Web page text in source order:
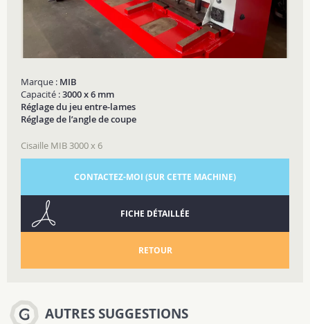
Marque : MIB
Capacité :3000 x 6 mm
Réglage du jeu entre-lames
Réglage de l’angle de coupe
Cisaille MIB 3000 x 6
CONTACTEZ-MOI (SUR CETTE MACHINE)
FICHE DÉTAILLÉE
RETOUR
AUTRES SUGGESTIONS